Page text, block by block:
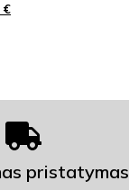
€
pristatymas